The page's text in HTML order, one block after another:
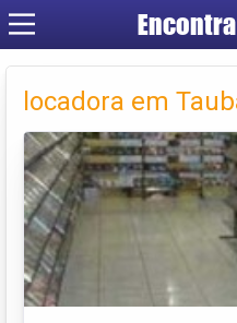
locadora em